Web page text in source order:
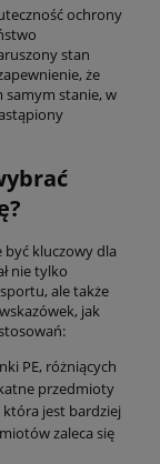
ochrony
stan
że
samym stanie, w
kluczowy dla
nie tylko
ale także
jak
PE, różniących
przedmioty
jest bardziej
zaleca się